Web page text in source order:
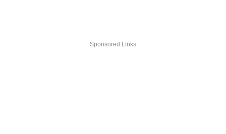
Sponsored Links